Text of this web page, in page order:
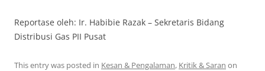
Reportase oleh: Ir. Habibie Razak – Sekretaris Bidang
Distribusi Gas PII Pusat
This entry was posted in Kesan & Pengalaman, Kritik & Saran on